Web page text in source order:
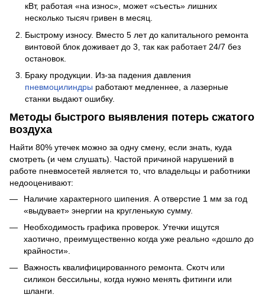
кВт, работая «на износ», может «съесть» лишних
несколько тысяч гривен в месяц.
Быстрому износу. Вместо 5 лет до капитального ремонта
винтовой блок доживает до 3, так как работает 24/7 без
остановок.
Браку продукции. Из-за падения давления
пневмоцилиндры работают медленнее, а лазерные
станки выдают ошибку.
Методы быстрого выявления потерь сжатого
воздуха
Найти 80% утечек можно за одну смену, если знать, куда
смотреть (и чем слушать). Частой причиной нарушений в
работе пневмосетей является то, что владельцы и работники
недооценивают:
Наличие характерного шипения. А отверстие 1 мм за год
«выдувает» энергии на кругленькую сумму.
Необходимость графика проверок. Утечки ищутся
хаотично, преимущественно когда уже реально «дошло до
крайности».
Важность квалифицированного ремонта. Скотч или
силикон бессильны, когда нужно менять фитинги или
шланги.